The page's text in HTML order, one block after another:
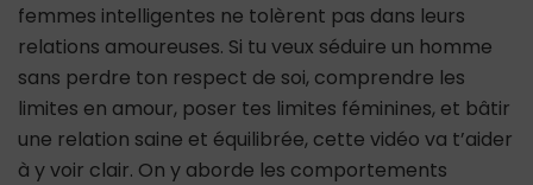
femmes intelligentes ne tolèrent pas dans leurs
relations amoureuses. Si tu veux séduire un homme
sans perdre ton respect de soi, comprendre les
limites en amour, poser tes limites féminines, et bâtir
une relation saine et équilibrée, cette vidéo va t’aider
à y voir clair. On y aborde les comportements